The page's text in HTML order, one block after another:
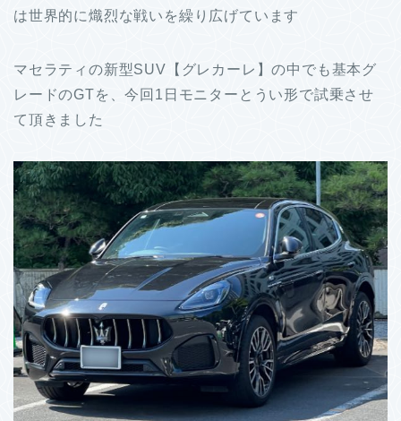
は世界的に熾烈な戦いを繰り広げています
マセラティの新型SUV【グレカーレ】の中でも基本グ
レードのGTを、今回1日モニターとうい形で試乗させ
て頂きました